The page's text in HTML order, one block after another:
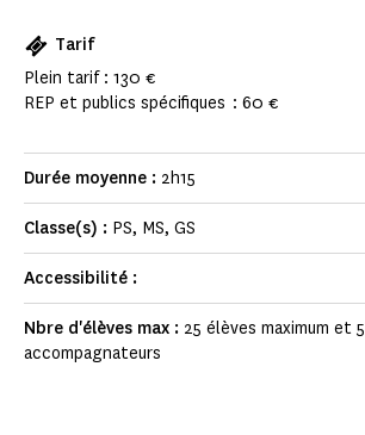
Tarif
Plein tarif : 130 €
REP et publics spécifiques : 60 €
Durée moyenne : 2h15
Classe(s) : PS, MS, GS
Accessibilité :
Nbre d'élèves max : 25 élèves maximum et 5
accompagnateurs